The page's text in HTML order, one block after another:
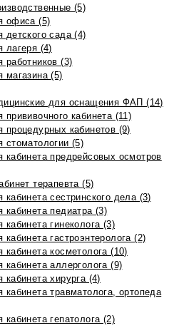
(5)
офиса (5)
детского сада (4)
лагеря (4)
работников (3)
магазина (5)
для оснащения ФАП (14)
прививочного кабинета (11)
процедурных кабинетов (9)
стоматологии (5)
кабинета предрейсовых осмотров
терапевта (5)
кабинета сестринского дела (3)
кабинета педиатра (3)
кабинета гинеколога (3)
кабинета гастроэнтеролога (2)
кабинета косметолога (10)
кабинета аллерголога (9)
кабинета хирурга (4)
кабинета травматолога, ортопеда
кабинета гепатолога (2)